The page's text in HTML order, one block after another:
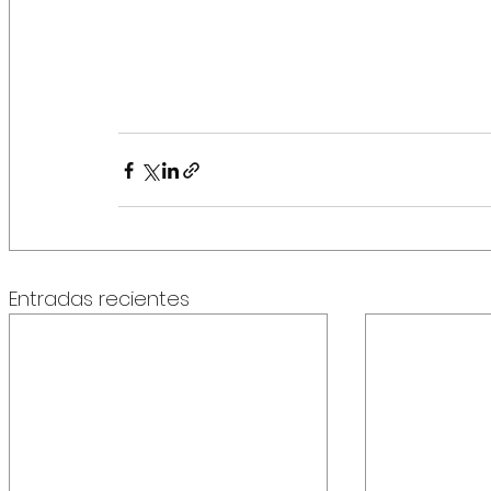
Entradas recientes